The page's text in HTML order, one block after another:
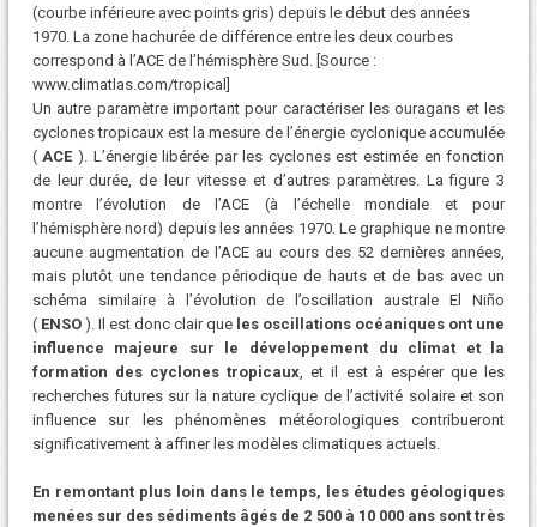
(courbe inférieure avec points gris) depuis le début des années
1970. La zone hachurée de différence entre les deux courbes
correspond à l’ACE de l’hémisphère Sud. [Source :
www.climatlas.com/tropical]
Un autre paramètre important pour caractériser les ouragans et les
cyclones tropicaux est la mesure de l’énergie cyclonique accumulée
(ACE). L’énergie libérée par les cyclones est estimée en fonction
de leur durée, de leur vitesse et d’autres paramètres. La figure 3
montre l’évolution de l’ACE (à l’échelle mondiale et pour
l’hémisphère nord) depuis les années 1970. Le graphique ne montre
aucune augmentation de l’ACE au cours des 52 dernières années,
mais plutôt une tendance périodique de hauts et de bas avec un
schéma similaire à l’évolution de l’oscillation australe El Niño
( ENSO). Il est donc clair que les oscillations océaniques ont une
influence majeure sur le développement du climat et la
formation des cyclones tropicaux, et il est à espérer que les
recherches futures sur la nature cyclique de l’activité solaire et son
influence sur les phénomènes météorologiques contribueront
significativement à affiner les modèles climatiques actuels.
En remontant plus loin dans le temps, les études géologiques
menées sur des sédiments âgés de 2 500 à 10 000 ans sont très